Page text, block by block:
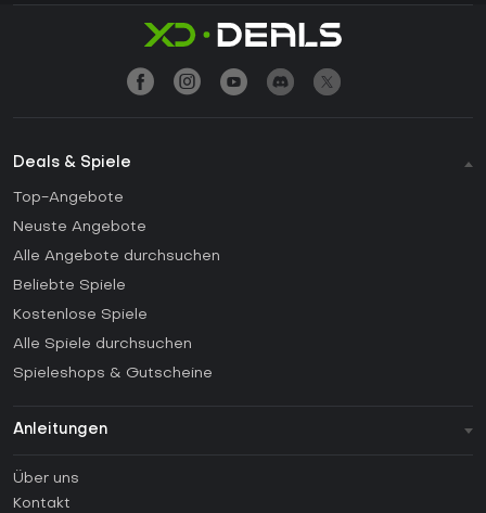
Deals & Spiele
Top-Angebote
Neuste Angebote
Alle Angebote durchsuchen
Beliebte Spiele
Kostenlose Spiele
Alle Spiele durchsuchen
Spieleshops & Gutscheine
Anleitungen
Anleitungen
Über uns
Kontakt